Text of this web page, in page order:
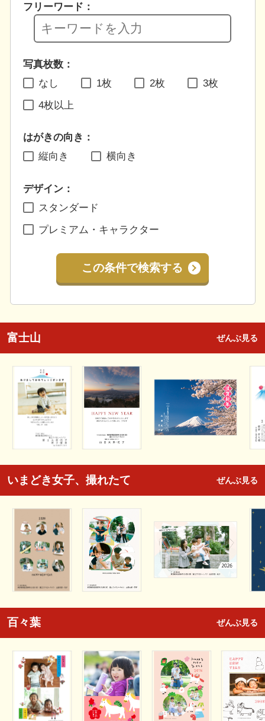
フリーワード：
写真枚数：
なし
1枚 2枚 3枚
4枚以上
はがきの向き：
縦向き
横向き
デザイン：
スタンダード
プレミアム・キャラクター
この条件で検索する
富士山 ぜんぶ見る
いまどき女子、撮れたて ぜんぶ見る
百々葉 ぜんぶ見る